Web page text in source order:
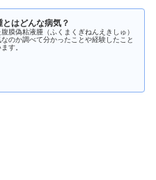
とはどんな病気？
膜偽粘液腫（ふくまくぎねんえきしゅ）
のか調べて分かったことや経験したこと
す。